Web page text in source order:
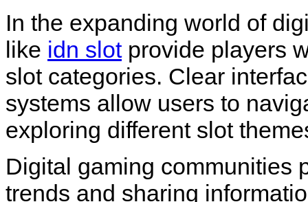
In the expanding world of
like idn slotprovide players
slot categories. Clear
systems allow users to
exploring different slot
Digital gaming communities
trends and sharing